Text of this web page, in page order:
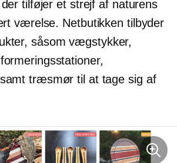
tilføjer et strejf af naturens
værelse. Netbutikken tilbyder
såsom vægstykker,
træsmør til at tage sig af